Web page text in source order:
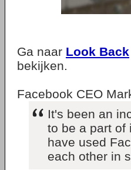
Ga naar Look Back
bekijken.
Facebook CEO
It's been an
to be a part of
have used
each other in